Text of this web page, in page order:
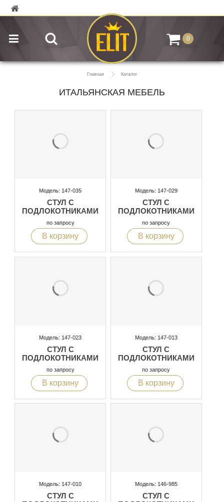
0
Главная Каталог
ИТАЛЬЯНСКАЯ МЕБЕЛЬ
Модель: 147-035
СТУЛ С
ПОДЛОКОТНИКАМИ
по запросу
В корзину
Модель: 147-029
СТУЛ С
ПОДЛОКОТНИКАМИ
по запросу
В корзину
Модель: 147-023
СТУЛ С
ПОДЛОКОТНИКАМИ
по запросу
В корзину
Модель: 147-013
СТУЛ С
ПОДЛОКОТНИКАМИ
по запросу
В корзину
Модель: 147-010
СТУЛ С
Модель: 146-985
СТУЛ С